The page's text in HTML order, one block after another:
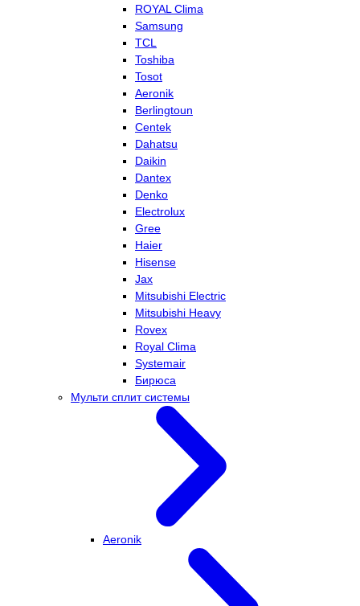
ROYAL Clima
Samsung
TCL
Toshiba
Tosot
Aeronik
Berlingtoun
Centek
Dahatsu
Daikin
Dantex
Denko
Electrolux
Gree
Haier
Hisense
Jax
Mitsubishi Electric
Mitsubishi Heavy
Rovex
Royal Clima
Systemair
Бирюса
Мульти сплит системы
Aeronik